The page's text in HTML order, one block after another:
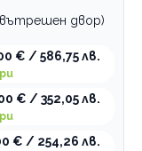
двор)
€ / 586,75 лв.
€ / 352,05 лв.
€ / 254,26 лв.